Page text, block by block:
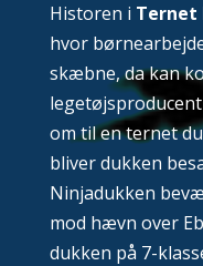
Historen i Ternet
hvor
skæbne, da kan
om til en ternet
bliver dukken
Ninjadukken
mod hævn over
dukken på 7-